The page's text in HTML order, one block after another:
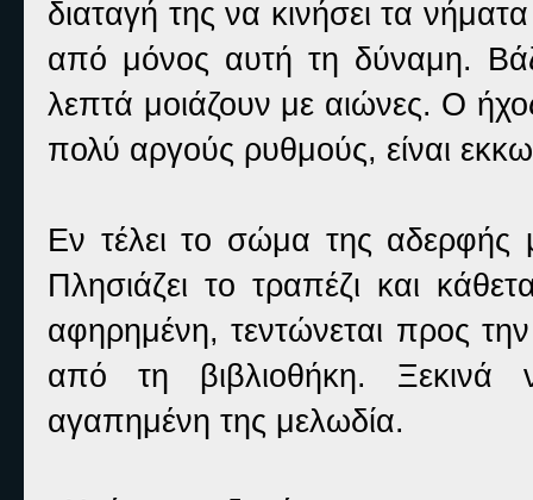
διαταγή της να κινήσει τα
από μόνος αυτή τη δύναμη.
λεπτά μοιάζουν με αιώνες. Ο
πολύ αργούς ρυθμούς, είναι
Εν τέλει το σώμα της αδερφής
Πλησιάζει το τραπέζι και
αφηρημένη, τεντώνεται προς
από τη βιβλιοθήκη. Ξεκινά
αγαπημένη της μελωδία.